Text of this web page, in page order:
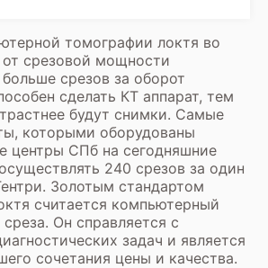
томографии локтя во
срезовой мощности
срезов за оборот
сделать КТ аппарат, тем
будут снимки. Самые
которыми оборудованы
центры СПб на сегодняшние
240 срезов за один
Золотым стандартом
считается компьютерный
Он справляется с
задач и является
сочетания цены и качества.